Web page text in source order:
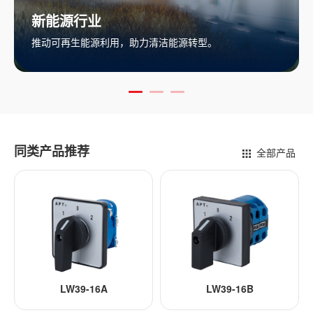
利用，助力清洁能源转型。
轨道交通
助力城市交
同类产品推荐 全部产品
LW39-16A LW39-16B